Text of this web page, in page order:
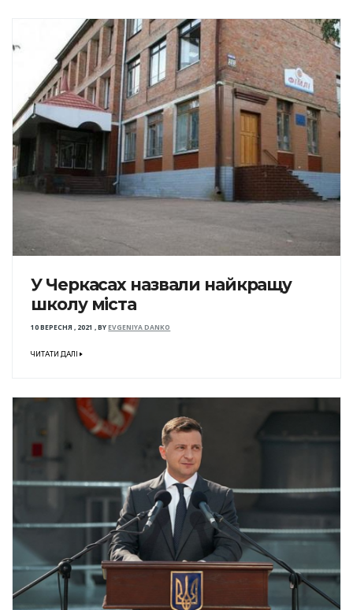
У Черкасах назвали найкращу
школу міста
10 ВЕРЕСНЯ , 2021 ,BYEVGENIYA DANKO
ЧИТАТИ ДАЛІ